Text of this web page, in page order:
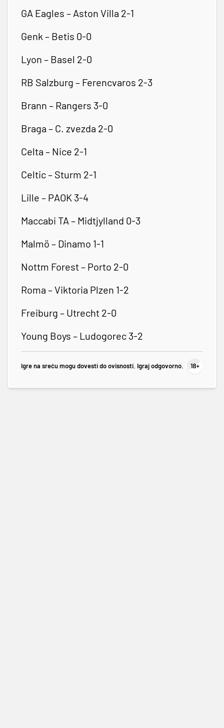
GA Eagles – Aston Villa 2-1
Genk – Betis 0-0
Lyon – Basel 2-0
RB Salzburg – Ferencvaros 2-3
Brann – Rangers 3-0
Braga – C. zvezda 2-0
Celta – Nice 2-1
Celtic – Sturm 2-1
Lille – PAOK 3-4
Maccabi TA – Midtjylland 0-3
Malmö – Dinamo 1-1
Nottm Forest – Porto 2-0
Roma – Viktoria Plzen 1-2
Freiburg – Utrecht 2-0
Young Boys – Ludogorec 3-2
Igre na sreću mogu dovesti do ovisnosti. Igraj odgovorno.